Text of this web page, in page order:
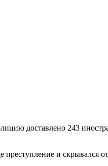
доставлено 243
и скрывался от